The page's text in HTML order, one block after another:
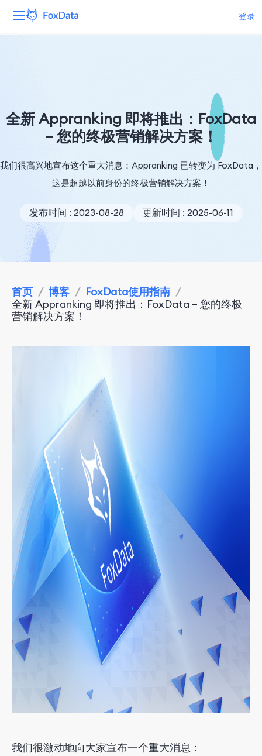
登录
解决方案
定价
全新 Appranking 即将推出：FoxData
– 您的终极营销解决方案！
我们很高兴地宣布这个重大消息：Appranking 已转变为 FoxData，
这是超越以前身份的终极营销解决方案！
发布时间 : 2023-08-28 更新时间 : 2025-06-11
首页 / 博客 / FoxData使用指南 /
全新 Appranking 即将推出：FoxData – 您的终极
营销解决方案！
我们很激动地向大家宣布一个重大消息：